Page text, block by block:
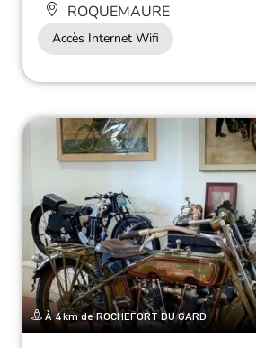
ROQUEMAURE
Accès Internet Wifi
À 4 km de ROCHEFORT DU GARD